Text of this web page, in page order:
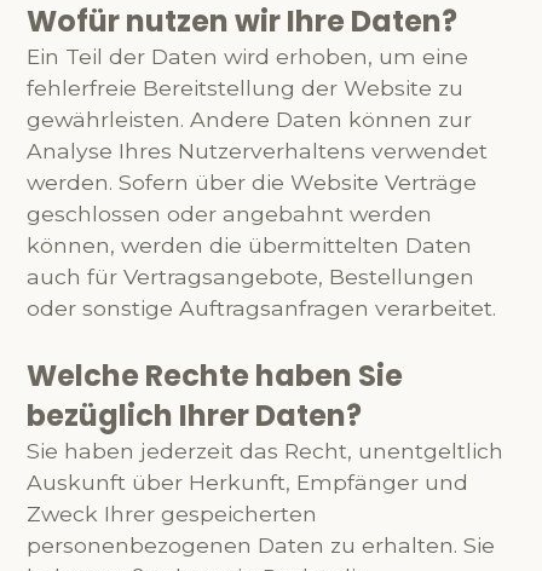
Wofür nutzen wir Ihre Daten?
Ein Teil der Daten wird erhoben, um eine
fehlerfreie Bereitstellung der Website zu
gewährleisten. Andere Daten können zur
Analyse Ihres Nutzerverhaltens verwendet
werden. Sofern über die Website Verträge
geschlossen oder angebahnt werden
können, werden die übermittelten Daten
auch für Vertragsangebote, Bestellungen
oder sonstige Auftragsanfragen verarbeitet.
Welche Rechte haben Sie
bezüglich Ihrer Daten?
Sie haben jederzeit das Recht, unentgeltlich
Auskunft über Herkunft, Empfänger und
Zweck Ihrer gespeicherten
personenbezogenen Daten zu erhalten. Sie